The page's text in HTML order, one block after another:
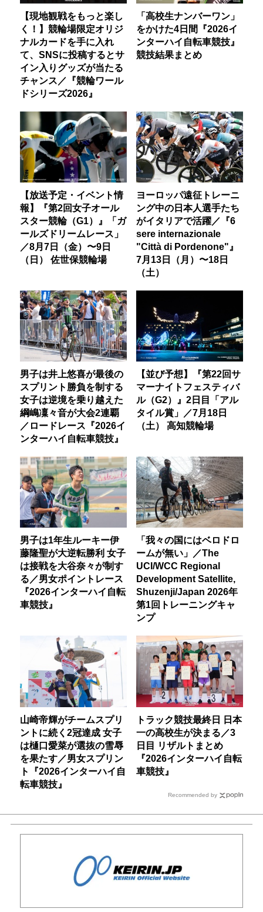
【現地観戦をもっと楽し
く！】競輪場限定オリジ
ナルカードを手に入れ
て、SNSに投稿するとサ
イン入りグッズが当たる
チャンス／『競輪ワール
ドシリーズ2026』
「高校生ナンバーワン」
をかけた4日間『2026イ
ンターハイ自転車競技』
競技結果まとめ
【放送予定・イベント情
報】『第2回女子オール
スター競輪（G1）』「ガ
ールズドリームレース」
／8月7日（金）〜9日
（日） 佐世保競輪場
ヨーロッパ遠征トレーニ
ング中の日本人選手たち
がイタリアで活躍／『6
sere internazionale
"Città di Pordenone"』
7月13日（月）〜18日
（土）
男子は井上悠喜が最後の
スプリント勝負を制する
女子は逆境を乗り越えた
綱嶋凜々音が大会2連覇
／ロードレース『2026イ
ンターハイ自転車競技』
【並び予想】『第22回サ
マーナイトフェスティバ
ル（G2）』2日目「アル
タイル賞」／7月18日
（土） 高知競輪場
男子は1年生ルーキー伊
藤隆聖が大逆転勝利 女子
は接戦を大谷奈々が制す
る／男女ポイントレース
『2026インターハイ自転
車競技』
「我々の国にはベロドロ
ームが無い」／The
UCI/WCC Regional
Development Satellite,
Shuzenji/Japan 2026年
第1回トレーニングキャ
ンプ
山崎帝輝がチームスプリ
ントに続く2冠達成 女子
は樋口愛菜が選抜の雪辱
を果たす／男女スプリン
ト『2026インターハイ自
転車競技』
トラック競技最終日 日本
一の高校生が決まる／3
日目 リザルトまとめ
『2026インターハイ自転
車競技』
Recommended by